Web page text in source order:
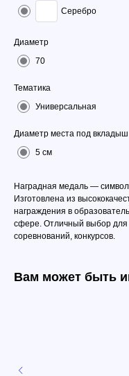
Серебро
Диаметр
70
Тематика
Универсальная
Диаметр места под вкладыш
5 см
Наградная медаль —
Изготовлена из
награждения в
сфере. Отличный выбор для
соревнований, конкурсов.
Вам может быть